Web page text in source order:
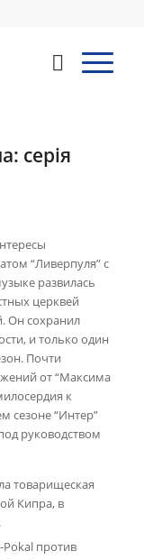
серія
“Ливерпуля” с
развилась
церквей
Он сохранил
и только один
Почти
от “Максима
к
сезоне “Интер”
руководством
товарищеская
Кипра, в
против